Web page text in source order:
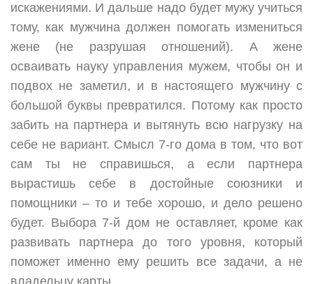
искажениями. И дальше надо будет мужу учиться
тому, как мужчина должен помогать измениться
жене (не разрушая отношений). А жене
осваивать науку управления мужем, чтобы он и
подвох не заметил, и в настоящего мужчину с
большой буквы превратился. Потому как просто
забить на партнера и вытянуть всю нагрузку на
себе не вариант. Смысл 7-го дома в том, что вот
сам ты не справишься, а если партнера
вырастишь себе в достойные союзники и
помощники – то и тебе хорошо, и дело решено
будет. Выбора 7-й дом не оставляет, кроме как
развивать партнера до того уровня, который
поможет именно ему решить все задачи, а не